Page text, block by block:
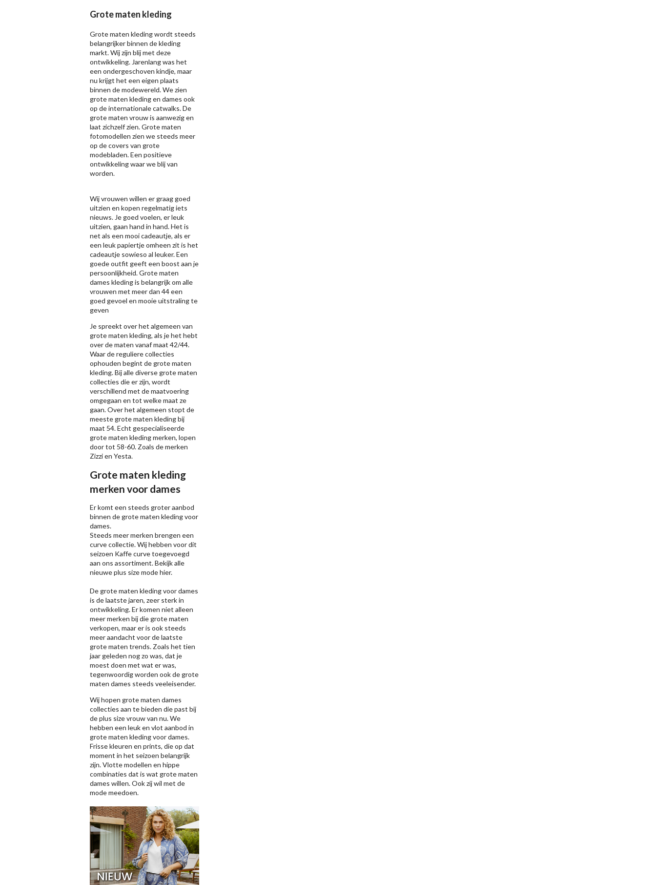
Grote maten kleding
Grote maten kleding wordt steeds
belangrijker binnen de kleding
markt. Wij zijn blij met deze
ontwikkeling. Jarenlang was het
een ondergeschoven kindje, maar
nu krijgt het een eigen plaats
binnen de modewereld. We zien
grote maten kleding en dames ook
op de internationale catwalks. De
grote maten vrouw is aanwezig en
laat zichzelf zien. Grote maten
fotomodellen zien we steeds meer
op de covers van grote
modebladen. Een positieve
ontwikkeling waar we blij van
worden.
Wij vrouwen willen er graag goed
uitzien en kopen regelmatig iets
nieuws. Je goed voelen, er leuk
uitzien, gaan hand in hand. Het is
net als een mooi cadeautje, als er
een leuk papiertje omheen zit is het
cadeautje sowieso al leuker. Een
goede outfit geeft een boost aan je
persoonlijkheid. Grote maten
dames kleding is belangrijk om alle
vrouwen met meer dan 44 een
goed gevoel en mooie uitstraling te
geven
Je spreekt over het algemeen van
grote maten kleding, als je het hebt
over de maten vanaf maat 42/44.
Waar de reguliere collecties
ophouden begint de grote maten
kleding. Bij alle diverse grote maten
collecties die er zijn, wordt
verschillend met de maatvoering
omgegaan en tot welke maat ze
gaan. Over het algemeen stopt de
meeste grote maten kleding bij
maat 54. Echt gespecialiseerde
grote maten kleding merken, lopen
door tot 58-60. Zoals de merken
Zizzien Yesta.
Grote maten kleding
merken voor dames
Er komt een steeds groter aanbod
binnen de grote maten kleding voor
dames.
Steeds meer merken brengen een
curve collectie. Wij hebben voor dit
seizoen Kaffecurve toegevoegd
aan ons assortiment. Bekijk alle
nieuweplus size modehier.
De grote maten kleding voor dames
is de laatste jaren, zeer sterk in
ontwikkeling. Er komen niet alleen
meer merken bij die grote maten
verkopen, maar er is ook steeds
meer aandacht voor de laatste
grote maten trends. Zoals het tien
jaar geleden nog zo was, dat je
moest doen met wat er was,
tegenwoordig worden ook de grote
maten dames steeds veeleisender.
Wij hopen grote maten dames
collecties aan te bieden die past bij
de plus size vrouw van nu. We
hebben een leuk en vlot aanbod in
grote maten kleding voor dames.
Frisse kleuren en prints, die op dat
moment in het seizoen belangrijk
zijn. Vlotte modellen en hippe
combinaties dat is wat grote maten
dames willen. Ook zij wil met de
mode meedoen.